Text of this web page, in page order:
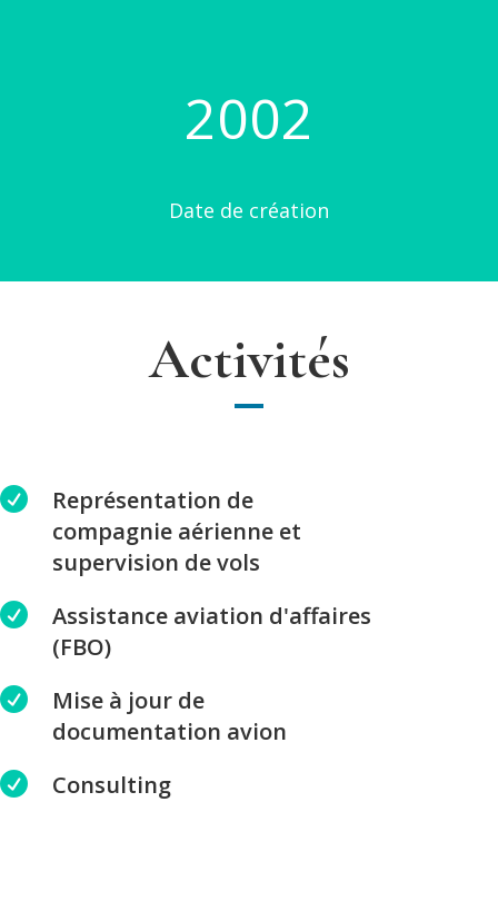
2002
Date de création
Activités

Représentation de
compagnie aérienne et
supervision de vols

Assistance aviation d'affaires
(FBO)

Mise à jour de
documentation avion
 Consulting